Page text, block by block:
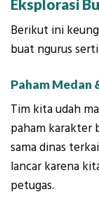
Eksplorasi
Berikut ini
buat ngurus
Paham Medan
Tim kita udah
paham karakter
sama dinas
lancar karena
petugas.